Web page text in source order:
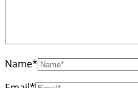
Name*